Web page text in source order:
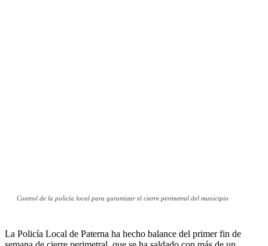
Control de la policía local para garantizar el cierre perimetral del municipio
La Policía Local de Paterna ha hecho balance del primer fin de